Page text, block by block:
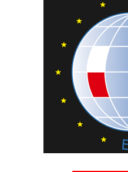
bazénových komplexů
kruhovým objezdem
vybudovanou pěší zónu.
pod sjezdovkou Kolorowa)
stanici. Zde je odbočka k
stoupá dále k obrovskému
aquaparkem) a pokračuje
Horního Karpacze
autobusu se nacházejí
Autor: Jiří Hloušek celý